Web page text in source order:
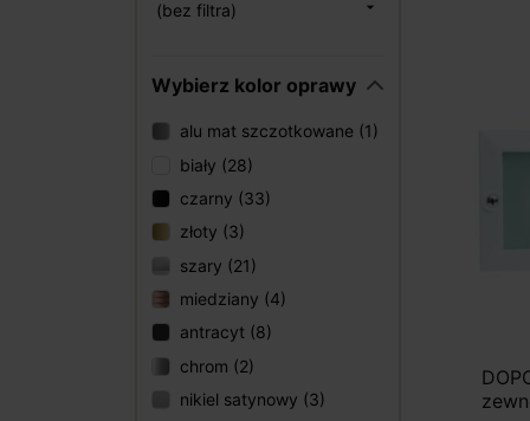
(bez filtra) 
Wybierz kolor oprawy
alu mat szczotkowane (1)
biały (28)
czarny (33)
złoty (3)
szary (21)
miedziany (4)
antracyt (8)
chrom (2)
nikiel satynowy (3)